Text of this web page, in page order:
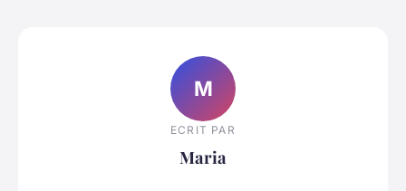
M
ECRIT PAR
Maria